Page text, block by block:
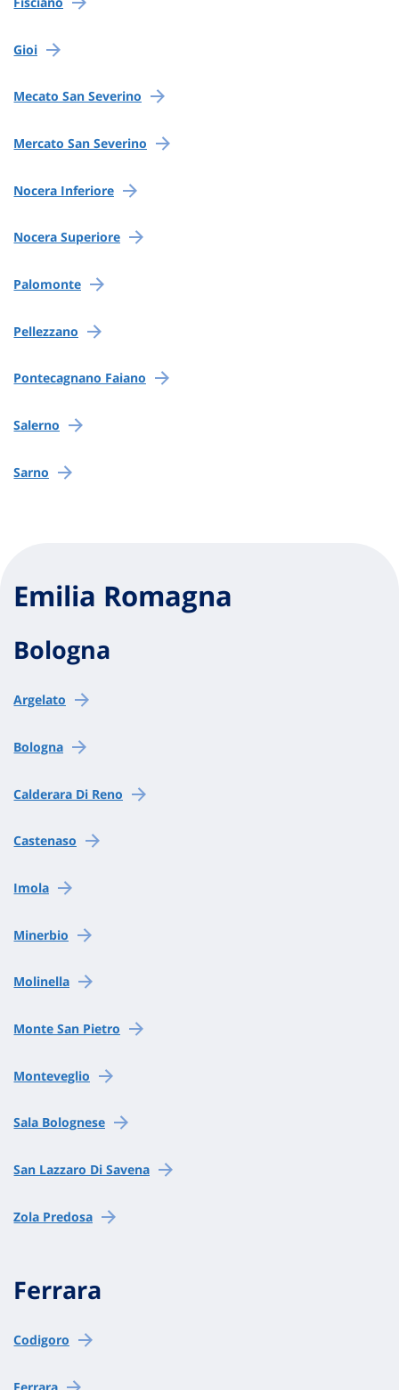
Gioi
Mecato San Severino
Mercato San Severino
Nocera Inferiore
Nocera Superiore
Palomonte
Pellezzano
Pontecagnano Faiano
Salerno
Sarno
Emilia Romagna
Bologna
Argelato
Bologna
Calderara Di Reno
Castenaso
Imola
Minerbio
Molinella
Monte San Pietro
Monteveglio
Sala Bolognese
San Lazzaro Di Savena
Zola Predosa
Ferrara
Codigoro